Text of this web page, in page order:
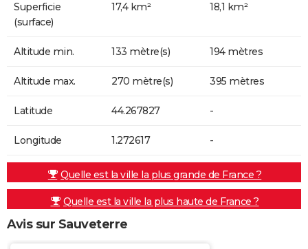
Superficie
(surface)
17,4 km² 18,1 km²
Altitude min. 133 mètre(s) 194 mètres
Altitude max. 270 mètre(s) 395 mètres
Latitude 44.267827 -
Longitude 1.272617 -
Quelle est la ville la plus grande de France ?
Quelle est la ville la plus haute de France ?
Avis sur Sauveterre